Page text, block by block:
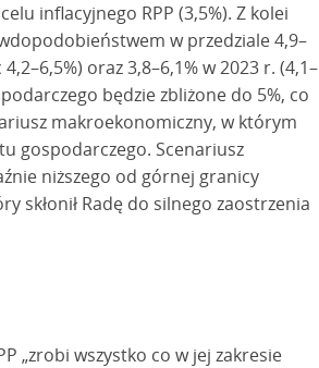
inflacyjnego RPP (3,5%). Z kolei
w przedziale 4,9–
oraz 3,8–6,1% w 2023 r. (4,1–
będzie zbliżone do 5%, co
makroekonomiczny, w którym
gospodarczego. Scenariusz
niższego od górnej granicy
skłonił Radę do silnego zaostrzenia
„zrobi wszystko co w jej zakresie